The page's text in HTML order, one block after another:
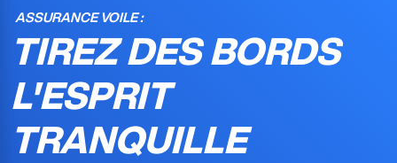
ASSURANCE VOILE :
TIREZ DES BORDS
L'ESPRIT
TRANQUILLE